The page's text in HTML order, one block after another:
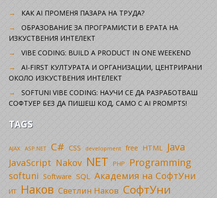
КАК AI ПРОМЕНЯ ПАЗАРА НА ТРУДА?
ОБРАЗОВАНИЕ ЗА ПРОГРАМИСТИ В ЕРАТА НА
ИЗКУСТВЕНИЯ ИНТЕЛЕКТ
VIBE CODING: BUILD A PRODUCT IN ONE WEEKEND
AI-FIRST КУЛТУРАТА И ОРГАНИЗАЦИИ, ЦЕНТРИРАНИ
ОКОЛО ИЗКУСТВЕНИЯ ИНТЕЛЕКТ
SOFTUNI VIBE CODING: НАУЧИ СЕ ДА РАЗРАБОТВАШ
СОФТУЕР БЕЗ ДА ПИШЕШ КОД, САМО С AI PROMPTS!
TAGS
AJAX ASP.NET C# CSS development free HTML Java
JavaScript Nakov NET PHP Programming
softuni Software SQL Академия на СофтУни
ИТ Наков Светлин Наков СофтУни